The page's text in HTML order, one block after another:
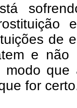
de
e não
modo
for